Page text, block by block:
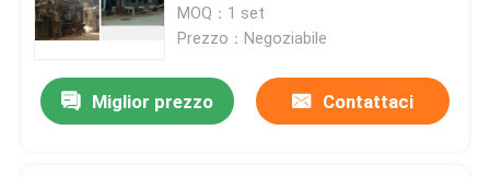
MOQ：1 set
Prezzo：Negoziabile
Miglior prezzo Contattaci